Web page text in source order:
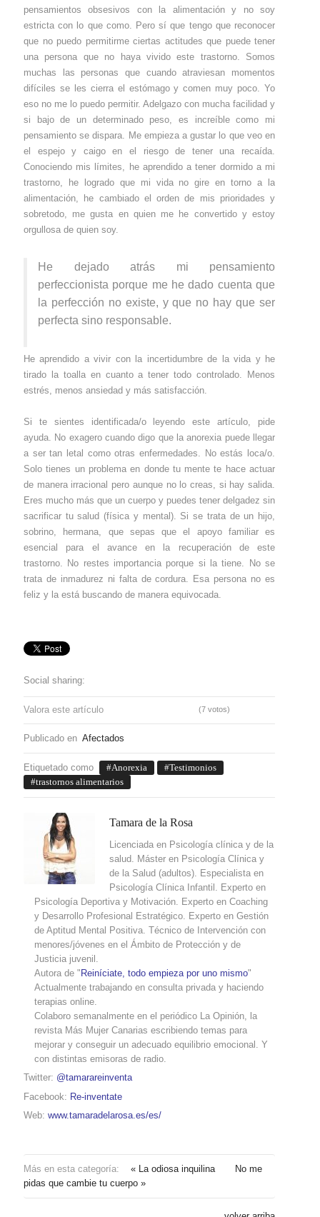
pensamientos obsesivos con la alimentación y no soy
estricta con lo que como. Pero sí que tengo que reconocer
que no puedo permitirme ciertas actitudes que puede tener
una persona que no haya vivido este trastorno. Somos
muchas las personas que cuando atraviesan momentos
difíciles se les cierra el estómago y comen muy poco. Yo
eso no me lo puedo permitir. Adelgazo con mucha facilidad y
si bajo de un determinado peso, es increíble como mi
pensamiento se dispara. Me empieza a gustar lo que veo en
el espejo y caigo en el riesgo de tener una recaída.
Conociendo mis límites, he aprendido a tener dormido a mi
trastorno, he logrado que mi vida no gire en torno a la
alimentación, he cambiado el orden de mis prioridades y
sobretodo, me gusta en quien me he convertido y estoy
orgullosa de quien soy.
He dejado atrás mi pensamiento
perfeccionista porque me he dado cuenta que
la perfección no existe, y que no hay que ser
perfecta sino responsable.
He aprendido a vivir con la incertidumbre de la vida y he
tirado la toalla en cuanto a tener todo controlado. Menos
estrés, menos ansiedad y más satisfacción.
Si te sientes identificada/o leyendo este artículo, pide
ayuda. No exagero cuando digo que la anorexia puede llegar
a ser tan letal como otras enfermedades. No estás loca/o.
Solo tienes un problema en donde tu mente te hace actuar
de manera irracional pero aunque no lo creas, si hay salida.
Eres mucho más que un cuerpo y puedes tener delgadez sin
sacrificar tu salud (física y mental). Si se trata de un hijo,
sobrino, hermana, que sepas que el apoyo familiar es
esencial para el avance en la recuperación de este
trastorno. No restes importancia porque si la tiene. No se
trata de inmadurez ni falta de cordura. Esa persona no es
feliz y la está buscando de manera equivocada.
Social sharing:
Valora este artículo (7 votos)
Publicado en Afectados
Etiquetado como Anorexia
Testimonios
trastornos alimentarios
Tamara de la Rosa
Licenciada en Psicología clínica y de la
salud. Máster en Psicología Clínica y
de la Salud (adultos). Especialista en
Psicología Clínica Infantil. Experto en
Psicología Deportiva y Motivación. Experto en Coaching
y Desarrollo Profesional Estratégico. Experto en Gestión
de Aptitud Mental Positiva. Técnico de Intervención con
menores/jóvenes en el Ámbito de Protección y de
Justicia juvenil.
Autora de "Reiníciate, todo empieza por uno mismo"
Actualmente trabajando en consulta privada y haciendo
terapias online.
Colaboro semanalmente en el periódico La Opinión, la
revista Más Mujer Canarias escribiendo temas para
mejorar y conseguir un adecuado equilibrio emocional. Y
con distintas emisoras de radio.
Twitter: @tamarareinventa
Facebook: Re-inventate
Web: www.tamaradelarosa.es/es/
Más en esta categoría: « La odiosa inquilina
No me
pidas que cambie tu cuerpo »